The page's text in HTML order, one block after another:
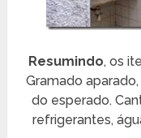
Resumindo, os
Gramado
do esperado.
refrigerantes,